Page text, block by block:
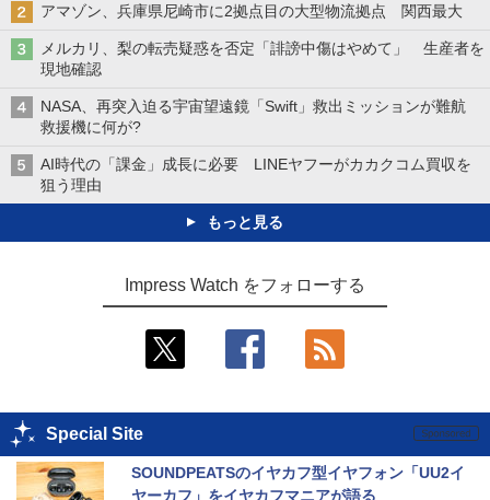
アマゾン、兵庫県尼崎市に2拠点目の大型物流拠点 関西最大
メルカリ、梨の転売疑惑を否定「誹謗中傷はやめて」 生産者を
現地確認
NASA、再突入迫る宇宙望遠鏡「Swift」救出ミッションが難航
救援機に何が?
AI時代の「課金」成長に必要 LINEヤフーがカカクコム買収を
狙う理由
もっと見る
Impress Watch をフォローする
Special Site
SOUNDPEATSのイヤカフ型イヤフォン「UU2イ
ヤーカフ」をイヤカフマニアが語る